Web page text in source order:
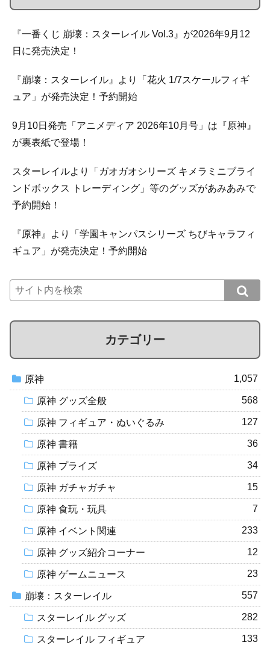
『一番くじ 崩壊：スターレイル Vol.3』が2026年9月12
日に発売決定！
『崩壊：スターレイル』より「花火 1/7スケールフィギ
ュア」が発売決定！予約開始
9月10日発売「アニメディア 2026年10月号」は『原神』
が裏表紙で登場！
スターレイルより「ガオガオシリーズ キメラミニブライ
ンドボックス トレーディング」等のグッズがあみあみで
予約開始！
『原神』より「学園キャンパスシリーズ ちびキャラフィ
ギュア」が発売決定！予約開始
カテゴリー
原神 1,057
原神 グッズ全般 568
原神 フィギュア・ぬいぐるみ 127
原神 書籍 36
原神 プライズ 34
原神 ガチャガチャ 15
原神 食玩・玩具 7
原神 イベント関連 233
原神 グッズ紹介コーナー 12
原神 ゲームニュース 23
崩壊：スターレイル 557
スターレイル グッズ 282
スターレイル フィギュア 133